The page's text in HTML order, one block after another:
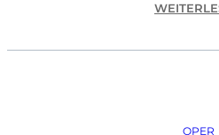
OPER